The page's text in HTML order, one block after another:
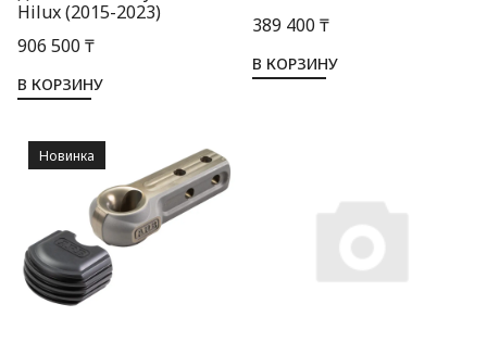
Hilux (2015-2023)
906 500 ₸
В КОРЗИНУ
389 400 ₸
В КОРЗИНУ
Новинка